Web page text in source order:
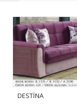
DESTİNA